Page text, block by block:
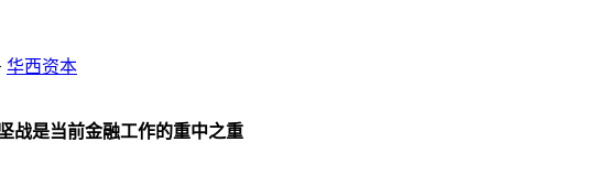
华西资本
战是当前金融工作的重中之重